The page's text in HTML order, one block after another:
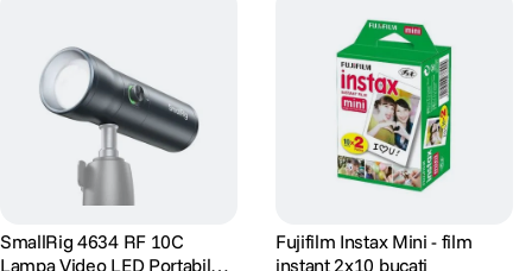
SmallRig 4634 RF 10C
Lampa Video LED Portabila
Fujifilm Instax Mini - film
instant 2x10 bucati